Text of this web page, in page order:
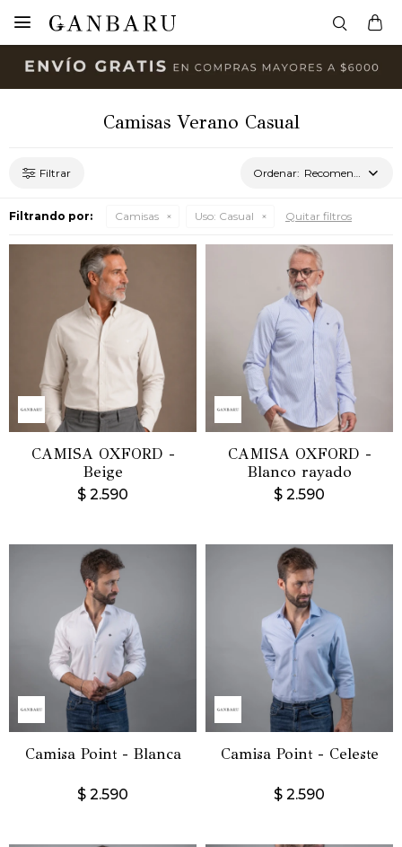

Camisas Verano Casual
Recomendados
Filtrando por: Camisas Uso: Casual Quitar filtros
CAMISA OXFORD -
Beige
$ 2.590
CAMISA OXFORD -
Blanco rayado
$ 2.590
Camisa Point - Blanca
$ 2.590
Camisa Point - Celeste
$ 2.590